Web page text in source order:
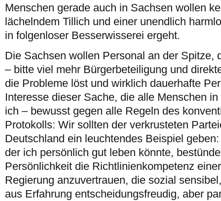
Menschen gerade auch in Sachsen wollen
lächelndem Tillich und einer unendlich
in folgenloser Besserwisserei ergeht.
Die Sachsen wollen Personal an der Spitze,
– bitte viel mehr Bürgerbeteiligung und
die Probleme löst und wirklich dauerhafte
Interesse dieser Sache, die alle Menschen
ich – bewusst gegen alle Regeln des
Protokolls: Wir sollten der verkrusteten
Deutschland ein leuchtendes Beispiel
der ich persönlich gut leben könnte,
Persönlichkeit die Richtlinienkompetenz
Regierung anzuvertrauen, die sozial
aus Erfahrung entscheidungsfreudig, aber